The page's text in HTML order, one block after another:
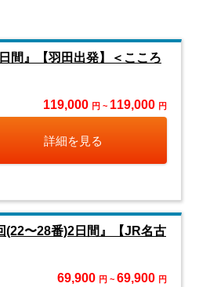
』【羽田出発】＜こころ
119,000 円 ~ 119,000 円
詳細を見る
〜28番)2日間』【JR名古
69,900 円 ~ 69,900 円